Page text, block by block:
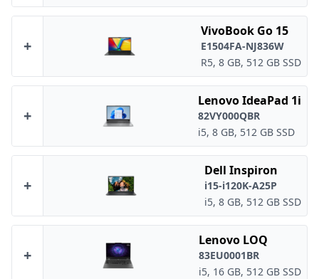
+
VivoBook Go 15
E1504FA-NJ836W
R5, 8 GB, 512 GB SSD
+
Lenovo IdeaPad 1i
82VY000QBR
i5, 8 GB, 512 GB SSD
+
Dell Inspiron
i15-i120K-A25P
i5, 8 GB, 512 GB SSD
+
Lenovo LOQ
83EU0001BR
i5, 16 GB, 512 GB SSD